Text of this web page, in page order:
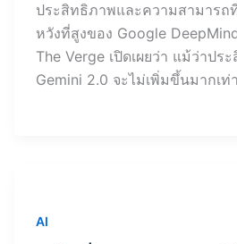
ประสิทธิภาพและความสามารถ
หวังที่สูงของ Google
The Verge เปิดเผยว่า แม้ว่าปร
Gemini 2.0 จะไม่เพิ่มขึ้นมากเท่
AI